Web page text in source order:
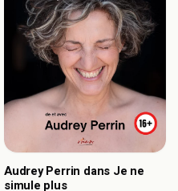
Audrey Perrin dans Je ne
simule plus